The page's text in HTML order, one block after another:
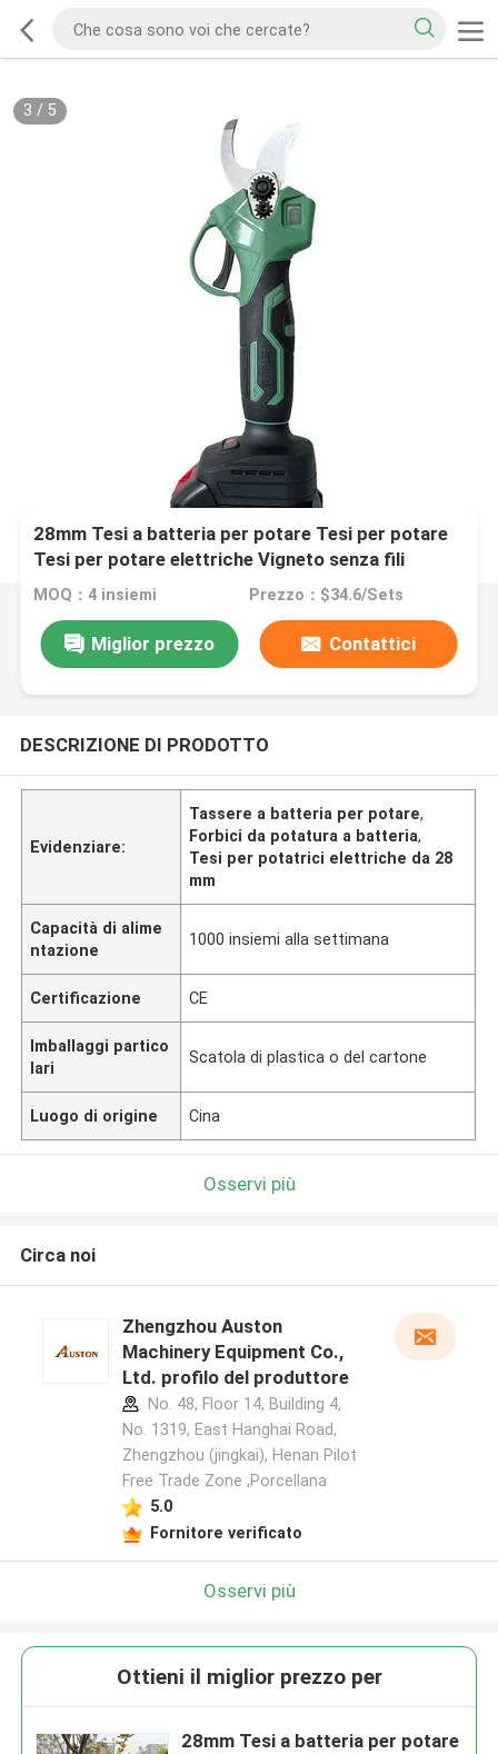
3 / 5
28mm Tesi a batteria per potare Tesi per potare
Tesi per potare elettriche Vigneto senza fili
MOQ：4 insiemi Prezzo：$34.6/Sets
Miglior prezzo Contattici
DESCRIZIONE DI PRODOTTO
Evidenziare:
Tassere a batteria per potare,
Forbici da potatura a batteria,
Tesi per potatrici elettriche da 28
mm
Capacità di alime
ntazione
1000 insiemi alla settimana
Certificazione CE
Imballaggi partico
lari
Scatola di plastica o del cartone
Luogo di origine Cina
Osservi più
Circa noi
Zhengzhou Auston
Machinery Equipment Co.,
Ltd. profilo del produttore
No. 48, Floor 14, Building 4,
No. 1319, East Hanghai Road,
Zhengzhou (jingkai), Henan Pilot
Free Trade Zone ,Porcellana
5.0
Fornitore verificato
Osservi più
Ottieni il miglior prezzo per
28mm Tesi a batteria per potare